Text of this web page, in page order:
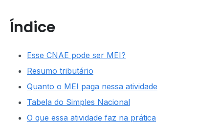
Índice
Esse CNAE pode ser MEI?
Resumo tributário
Quanto o MEI paga nessa atividade
Tabela do Simples Nacional
O que essa atividade faz na prática